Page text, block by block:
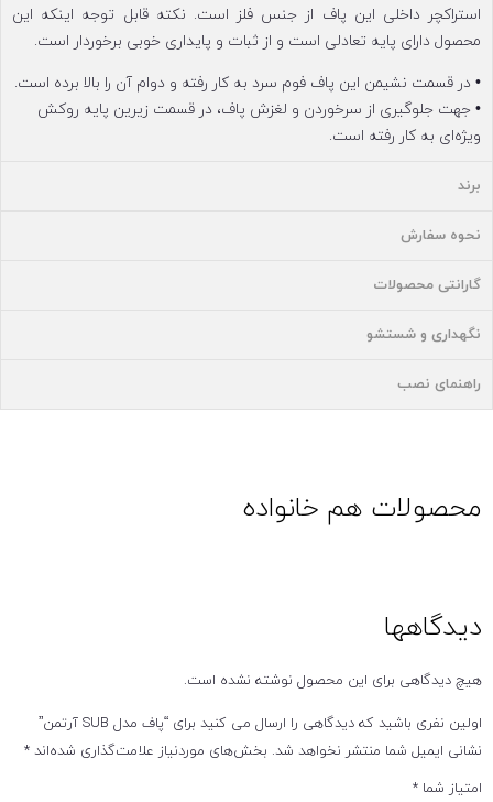
استراکچر داخلی این پاف از جنس فلز است. نکته قابل توجه اینکه این
محصول دارای پایه تعادلی است و از ثبات و پایداری خوبی برخوردار است.
• در قسمت نشیمن این پاف فوم سرد به کار رفته و دوام آن را بالا برده است.
• جهت جلوگیری از سرخوردن و لغزش پاف، در قسمت زیرین پایه روکش
ویژه‌ای به کار رفته است.
برند
نحوه سفارش
گارانتی محصولات
نگهداری و شستشو
راهنمای نصب
محصولات هم خانواده
دیدگاهها
هیچ دیدگاهی برای این محصول نوشته نشده است.
اولین نفری باشید که دیدگاهی را ارسال می کنید برای “پاف مدل SUB آرتمن”
نشانی ایمیل شما منتشر نخواهد شد. بخش‌های موردنیاز علامت‌گذاری شده‌اند*
امتیاز شما